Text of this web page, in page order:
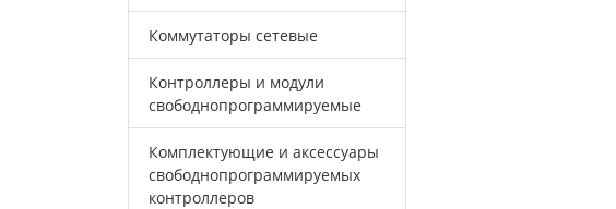
Коммутаторы сетевые
Контроллеры и модули
свободнопрограммируемые
Комплектующие и аксессуары
свободнопрограммируемых
контроллеров